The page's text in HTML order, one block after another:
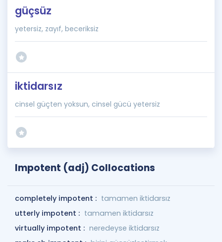
İngilizce Gramer
güçsüz
yetersiz, zayıf, beceriksiz
iktidarsız
cinsel güçten yoksun, cinsel gücü yetersiz
Impotent (adj) Collocations
completely impotent : tamamen iktidarsız
utterly impotent : tamamen iktidarsız
virtually impotent : neredeyse iktidarsız